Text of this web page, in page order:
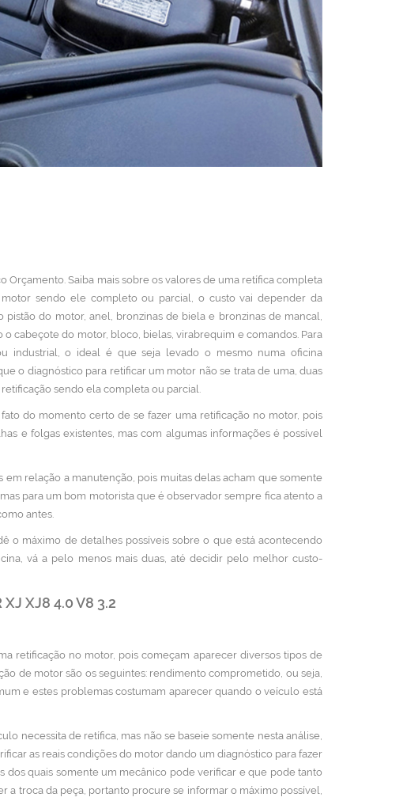
Orçamento. Saiba mais sobre os valores de uma retífica completa
sendo ele completo ou parcial, o custo vai depender da
do motor, anel, bronzinas de biela e bronzinas de mancal,
cabeçote do motor, bloco, bielas, virabrequim e comandos. Para
industrial, o ideal é que seja levado o mesmo numa oficina
o diagnóstico para retificar um motor não se trata de uma, duas
sendo ela completa ou parcial.
do momento certo de se fazer uma retificação no motor, pois
e folgas existentes, mas com algumas informações é possível
em relação a manutenção, pois muitas delas acham que somente
para um bom motorista que é observador sempre fica atento a
antes.
o máximo de detalhes possíveis sobre o que está acontecendo
vá a pelo menos mais duas, até decidir pelo melhor custo-
XJ XJ8 4.0 V8 3.2
retificação no motor, pois começam aparecer diversos tipos de
de motor são os seguintes: rendimento comprometido, ou seja,
e estes problemas costumam aparecer quando o veículo está
necessita de retífica, mas não se baseie somente nesta análise,
as reais condições do motor dando um diagnóstico para fazer
quais somente um mecânico pode verificar e que pode tanto
troca da peça, portanto procure se informar o máximo possível,